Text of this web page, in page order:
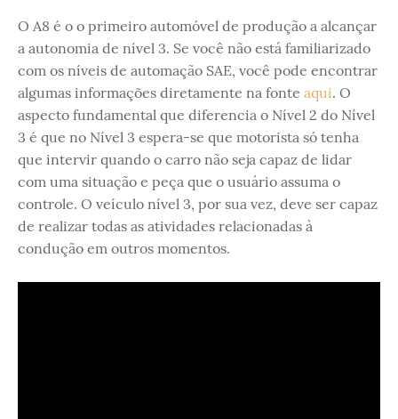
O A8 é o o primeiro automóvel de produção a alcançar
a autonomia de nível 3. Se você não está familiarizado
com os níveis de automação SAE, você pode encontrar
algumas informações diretamente na fonte aqui. O
aspecto fundamental que diferencia o Nível 2 do Nível
3 é que no Nível 3 espera-se que motorista só tenha
que intervir quando o carro não seja capaz de lidar
com uma situação e peça que o usuário assuma o
controle. O veículo nível 3, por sua vez, deve ser capaz
de realizar todas as atividades relacionadas à
condução em outros momentos.